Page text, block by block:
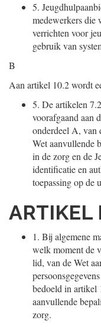
5.
medewerkers die
verrichten voor
gebruik van
B
Aan artikel 10.2 wordt
5. De artikelen
voorafgaand aan
onderdeel A, van
Wet aanvullende
in de zorg en de
identificatie en
toepassing op de
ARTIKEL
1. Bij algemene
welk moment de
lid, van de Wet
bedoeld in artikel
aanvullende
zorg.